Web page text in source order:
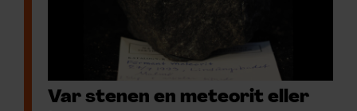
Var stenen en meteorit eller